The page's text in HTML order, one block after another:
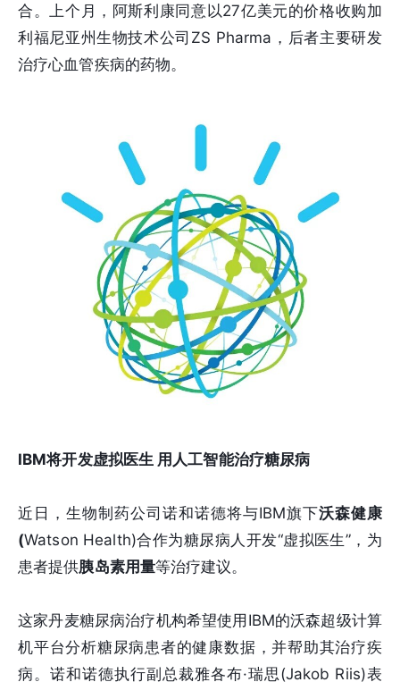
合。上个月，阿斯利康同意以27亿美元的价格收购加
利福尼亚州生物技术公司ZS Pharma，后者主要研发
治疗心血管疾病的药物。
IBM将开发虚拟医生 用人工智能治疗糖尿病
近日，生物制药公司诺和诺德将与IBM旗下沃森健康
(Watson Health)合作为糖尿病人开发“虚拟医生”，为
患者提供胰岛素用量等治疗建议。
这家丹麦糖尿病治疗机构希望使用IBM的沃森超级计算
机平台分析糖尿病患者的健康数据，并帮助其治疗疾
病。诺和诺德执行副总裁雅各布·瑞思(Jakob Riis)表